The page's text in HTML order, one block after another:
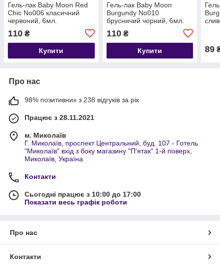
Гель-лак Baby Moon Red
Chic No006 класичний
червоний, 6мл.
110 ₴
Купити
Гель-лак Baby Moon
Burgundy No010
брусничий чорний, 6мл.
110₴
Купити 89
Про нас
98% позитивних з 238 відгуків за рік
Працює з 28.11.2021
м. Миколаїв
Г. Миколаїв, проспект Центральний, буд. 107 - Готель
"Миколаїв" вхід з боку магазину "П'ятак" 1-й поверх,
Миколаїв, Україна
Контакти
Сьогодні працює з 10:00 до 17:00
Показати весь графік роботи
Про нас
Контакти